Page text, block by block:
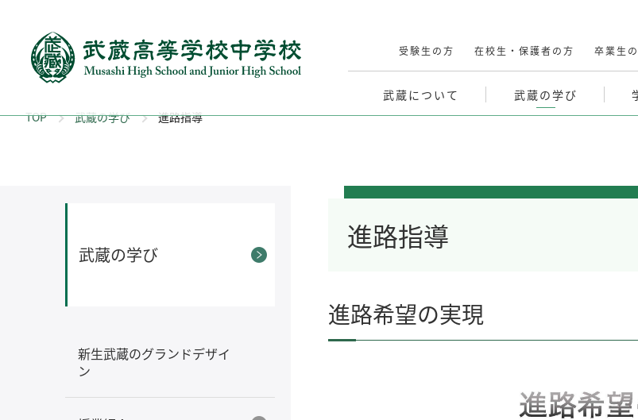
武蔵について 武蔵の学び
受験生の方 在校生・保護者の方 卒業生
TOP 武蔵の学び 進路指導
進路指導
進路希望の実現
武蔵の学び
新生武蔵のグランドデザイ
ン